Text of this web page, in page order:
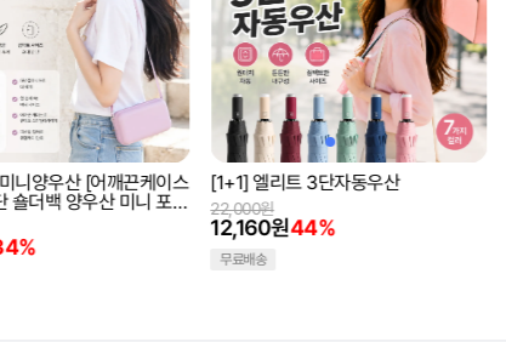
3단자동우산 차량용 휴지통
11,600원57%
27,000원
무료배송